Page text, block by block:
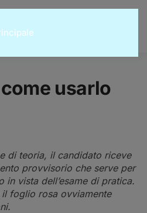
usarlo
di teoria, il candidato riceve
provvisorio che serve per
in vista dell’esame di pratica.
foglio rosa ovviamente